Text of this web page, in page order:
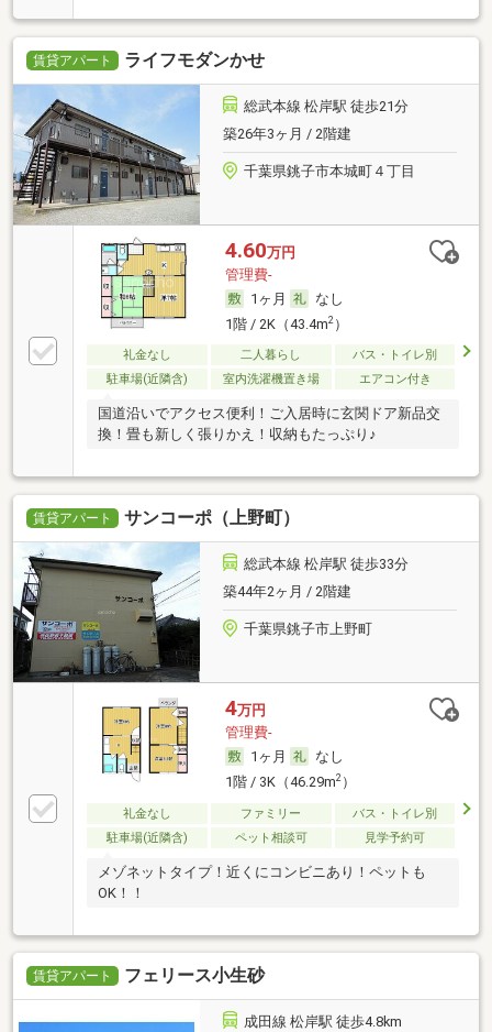
賃貸アパート ライフモダンかせ
総武本線 松岸駅 徒歩21分
築26年3ヶ月 / 2階建
千葉県銚子市本城町４丁目
4.60万円
管理費-
1ヶ月
なし
1階 / 2K（43.4m2）
礼金なし 二人暮らし
バス・トイレ別
駐車場(近隣含)
室内洗濯機置き場 エアコン付き
国道沿いでアクセス便利！ご入居時に玄関ドア新品交
換！畳も新しく張りかえ！収納もたっぷり♪
賃貸アパート サンコーポ（上野町）
総武本線 松岸駅 徒歩33分
築44年2ヶ月 / 2階建
千葉県銚子市上野町
4万円
管理費-
1ヶ月
なし
1階 / 3K（46.29m2）
礼金なし ファミリー
バス・トイレ別
駐車場(近隣含)
ペット相談可 見学予約可
メゾネットタイプ！近くにコンビニあり！ペットも
OK！！
賃貸アパート フェリース小生砂
成田線 松岸駅 徒歩4.8km